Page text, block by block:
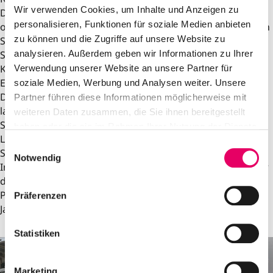
Wir verwenden Cookies, um Inhalte und Anzeigen zu
personalisieren, Funktionen für soziale Medien anbieten
zu können und die Zugriffe auf unsere Website zu
analysieren. Außerdem geben wir Informationen zu Ihrer
Verwendung unserer Website an unsere Partner für
soziale Medien, Werbung und Analysen weiter. Unsere
Partner führen diese Informationen möglicherweise mit
weiteren Daten zusammen, die Sie ihnen bereitgestellt
E
n
i
g
Notwendig
Präferenzen
Statistiken
Marketing
Digitalisierung, Finish & Poliertechnik, ADAS Kalibrierung
oder Diagnose der Bord-Elektronik. Ganz neu dabei waren
Smart Repair, nachhaltige Kunststoffreparatur von
Stoßfängern und Scheinwerfer-Gehäusen (thermisch),
Kleben und Karosseriearbeitsplätze für die Reparatur von
Elektro- und Multimaterialmix-Fahrzeugen.
Daneben konnten wir bei Glasurit (BASF) u.a. virtuell
lackieren sowie die neue 100er-Reihe begutachten. Bei
SATA gab es dank Herrn Francesconis herausragendem
Lackiertalent u.a. Miniatur-Lackierpistolen-
Schlüsselanhänger für uns zu gewinnen.
Insgesamt war es ein sehr gewinnbringender Ausflug, der
den Auszubildenden viele neue und interessante
Perspektiven aufzeigte. Wir kommen definitiv in zwei
Jahren wieder!